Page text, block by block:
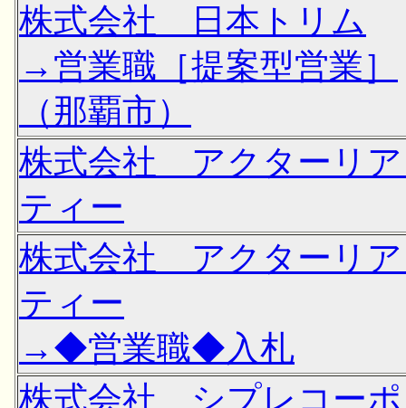
株式会社 日本トリム
→営業職［提案型営業］
（那覇市）
株式会社 アクターリ
ティー
株式会社 アクターリ
ティー
→◆営業職◆入札
株式会社 シプレコー